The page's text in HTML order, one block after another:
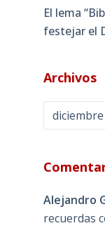
El lema
festejar el
Archivos
Archivos
Alejandro
recuerdas